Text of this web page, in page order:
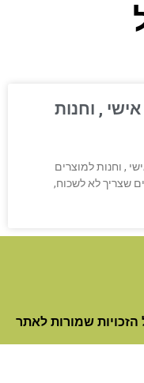
, וחנות
אישי , וחנות למוצרים
שצריך לא לשכוח,